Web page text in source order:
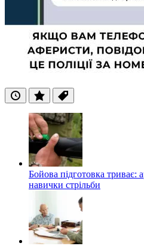
ОстанніПопулярні
Теги
Бойова підготовка триває:
навички стрільби